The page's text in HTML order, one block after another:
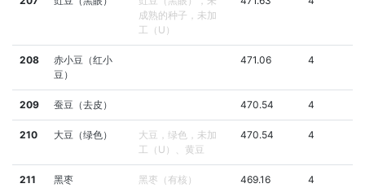
成熟的种子，未加
工（U）
208
赤小豆（红小
豆）
471.06 4
209 蚕豆（去皮） 470.54 4
210 大豆（绿色）
大豆，绿色，未加
工（U）、黄豆
470.54 4
211 黑枣 黑枣（有核） 469.16 4